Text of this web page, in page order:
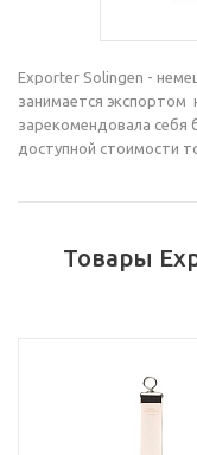
Exporter Solingen -
занимается экспортом
зарекомендовала себя
доступной стоимости
Товары